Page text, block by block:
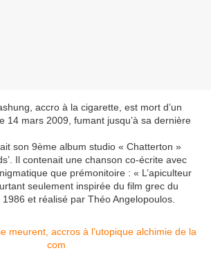
accro à la cigarette, est mort d’un
14 mars 2009, fumant jusqu’à sa dernière
son 9ème album studio « Chatterton »
Il contenait une chanson co-écrite avec
que prémonitoire : « L’apiculteur
seulement inspirée du film grec du
et réalisé par Théo Angelopoulos.